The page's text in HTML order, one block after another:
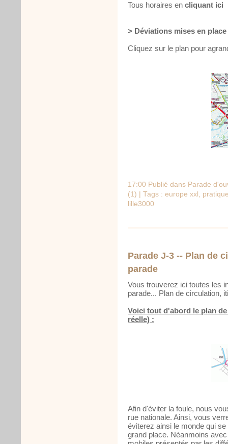
Tous horaires en cliquant ici
> Déviations mises en
Cliquez sur le plan pour
17:00 Publié dans Parade
(1) | Tags : europe xxl
lille3000
Parade J-3 -- Plan de
parade
Vous trouverez ici toutes les
parade... Plan de circulation,
Voici tout d'abord le plan
réelle) :
Afin d'éviter la foule, nous
rue nationale. Ainsi, vous
éviterez ainsi le monde qui
grand place. Néanmoins